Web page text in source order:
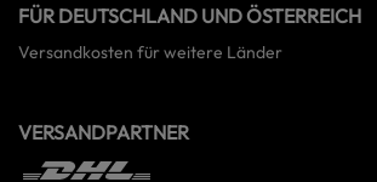
FÜR DEUTSCHLAND UND ÖSTERREICH
Versandkosten für weitere Länder
VERSANDPARTNER